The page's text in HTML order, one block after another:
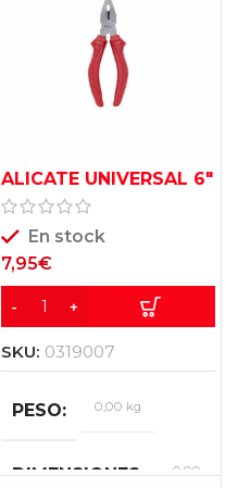
ALICATE UNIVERSAL 6″
BASICO KRT602001
En stock
7,95€
SKU: 0319007
PESO 0,00 kg
DIMENSIONES
0,00